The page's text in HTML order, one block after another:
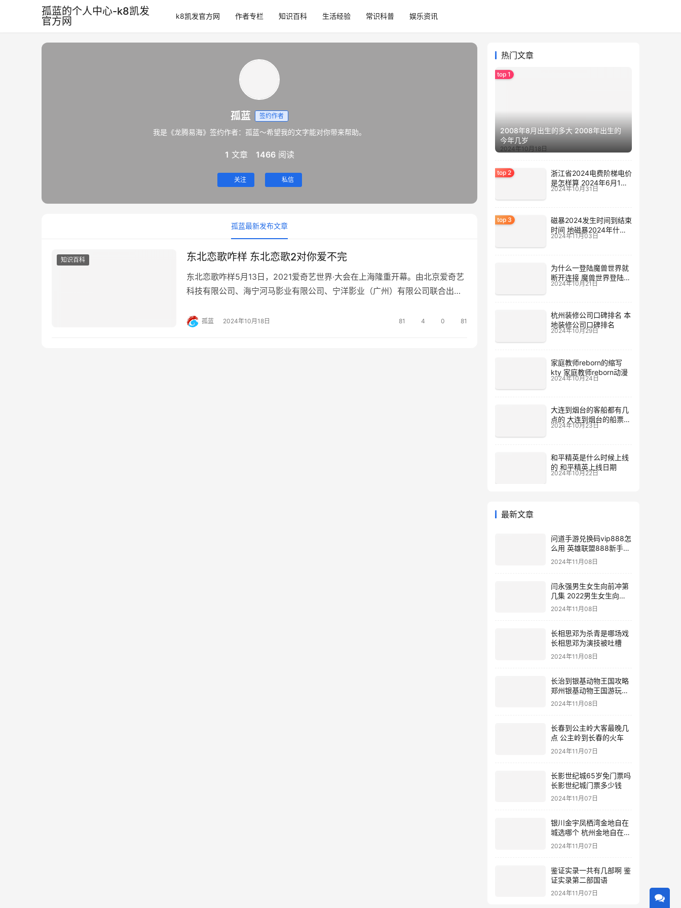
孤蓝的个人中心-k8凯发
官方网
k8凯发官方网 作者专栏 知识百科 生活经验 常识科普 娱乐资讯
孤蓝 签约作者
我是《龙腾易海》签约作者：孤蓝～希望我的文字能对你带来帮助。
1 文章 1466 阅读
关注 私信
孤蓝最新发布文章
知识百科 东北恋歌咋样 东北恋歌2对你爱不完
东北恋歌咋样5月13日，2021爱奇艺世界·大会在上海隆重开幕。由北京爱奇艺
科技有限公司、海宁河马影业有限公司、宁洋影业（广州）有限公司联合出
《东北恋歌》在本次大会上发布概念预告和概念海报，影片讲述社会青年于铁
孤蓝 2024年10月18日 81 4 0 81
热门文章
2008年8月出生的多大 2008年出生的
今年几岁
2024年10月18日
浙江省2024电费阶梯电价
是怎样算 2024年6月1日
电费涨价
2024年10月31日
磁暴2024发生时间到结束
时间 地磁暴2024年什么
时候
2024年11月03日
为什么一登陆魔兽世界就
断开连接 魔兽世界登陆不
上去
2024年10月21日
杭州装修公司口碑排名 本
地装修公司口碑排名
2024年10月29日
家庭教师reborn的缩写
kty 家庭教师reborn动漫
2024年10月24日
大连到烟台的客船都有几
点的 大连到烟台的船票价
格
2024年10月23日
和平精英是什么时候上线
的 和平精英上线日期
2024年10月22日
最新文章
问道手游兑换码vip888怎
么用 英雄联盟888新手礼
包
2024年11月08日
闫永强男生女生向前冲第
几集 2022男生女生向前
冲报名通道
2024年11月08日
长相思邓为杀青是哪场戏
长相思邓为演技被吐槽
2024年11月08日
长治到银基动物王国攻略
郑州银基动物王国游玩攻
略
2024年11月08日
长春到公主岭大客最晚几
点 公主岭到长春的火车
2024年11月07日
长影世纪城65岁免门票吗
长影世纪城门票多少钱
2024年11月07日
银川金宇凤栖湾金地自在
城选哪个 杭州金地自在城
地址
2024年11月07日
鉴证实录一共有几部啊 鉴
证实录第二部国语
2024年11月07日